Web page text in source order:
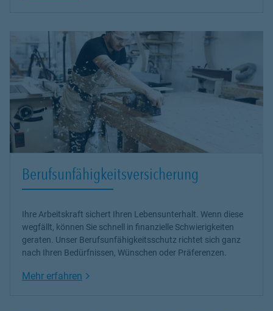
Berufsunfähigkeitsversicherung
Ihre Arbeitskraft sichert Ihren Lebensunterhalt. Wenn diese
wegfällt, können Sie schnell in finanzielle Schwierigkeiten
geraten. Unser Berufsunfähigkeitsschutz richtet sich ganz
nach Ihren Bedürfnissen, Wünschen oder Präferenzen.
Mehr erfahren Link Opens in New Tab